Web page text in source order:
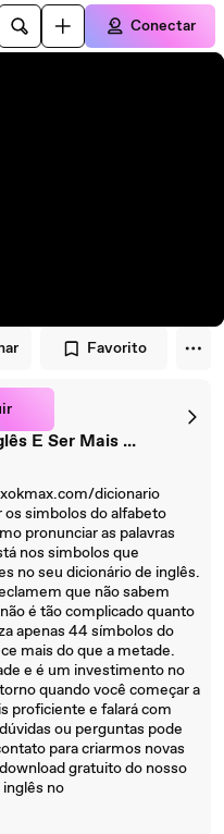
Conectar
Favorito
E Ser Mais ...
dicionario
os simbolos do alfabeto
pronunciar as palavras
nos simbolos que
no seu dicionário de inglês.
que não sabem
é tão complicado quanto
apenas 44 símbolos do
mais do que a metade.
e é um investimento no
quando você começar a
proficiente e falará com
ou perguntas pode
para criarmos novas
gratuito do nosso
no